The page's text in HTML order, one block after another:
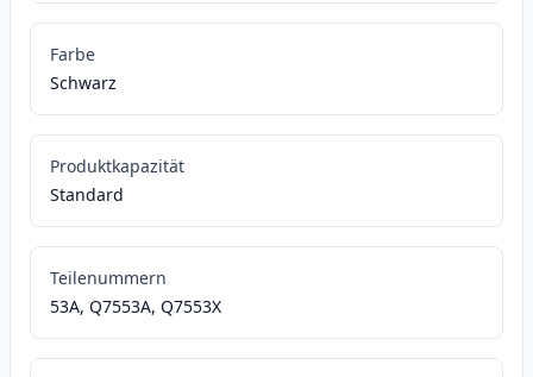
Farbe
Schwarz
Produktkapazität
Standard
Teilenummern
53A, Q7553A, Q7553X